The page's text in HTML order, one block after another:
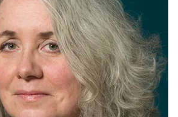
YUKIKO OCH PATRIK MÖTER
STOLPE STORIES
VIDEOGALLERI
UTMÄRKELSER
ÖVRIGA FORMAT